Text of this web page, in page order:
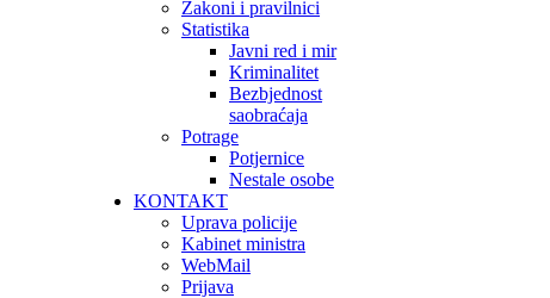
Zakoni i pravilnici
Statistika
Javni red i mir
Kriminalitet
Bezbjednost
saobraćaja
Potrage
Potjernice
Nestale osobe
KONTAKT
Uprava policije
Kabinet ministra
WebMail
Prijava